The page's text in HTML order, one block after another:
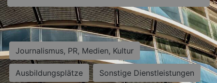
Journalismus, PR, Medien, Kultur
Ausbildungsplätze Sonstige Dienstleistungen